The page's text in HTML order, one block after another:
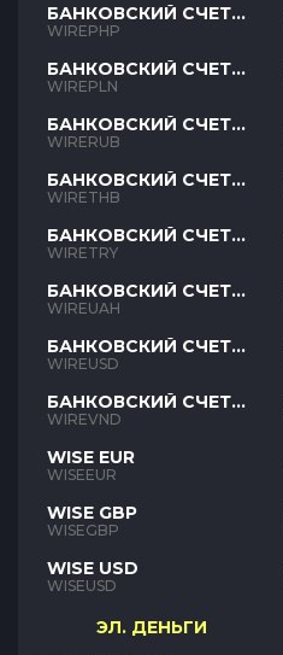
БАНКОВСКИЙ СЧЕТ
PHP
WIREPHP
БАНКОВСКИЙ СЧЕТ
PLN
WIREPLN
БАНКОВСКИЙ СЧЕТ
RUB
WIRERUB
БАНКОВСКИЙ СЧЕТ
THB
WIRETHB
БАНКОВСКИЙ СЧЕТ
TRY
WIRETRY
БАНКОВСКИЙ СЧЕТ
UAH
WIREUAH
БАНКОВСКИЙ СЧЕТ
USD
WIREUSD
БАНКОВСКИЙ СЧЕТ
VND
WIREVND
WISE EUR
WISEEUR
WISE GBP
WISEGBP
WISE USD
WISEUSD
ЭЛ. ДЕНЬГИ